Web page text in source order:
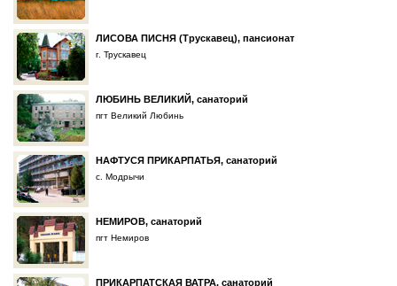
ЛИСОВА ПИСНЯ (Трускавец), пансионат
г. Трускавец
ЛЮБИНЬ ВЕЛИКИЙ, санаторий
пгт Великий Любинь
НАФТУСЯ ПРИКАРПАТЬЯ, санаторий
с. Модрычи
НЕМИРОВ, санаторий
пгт Немиров
ПРИКАРПАТСКАЯ ВАТРА, санаторий